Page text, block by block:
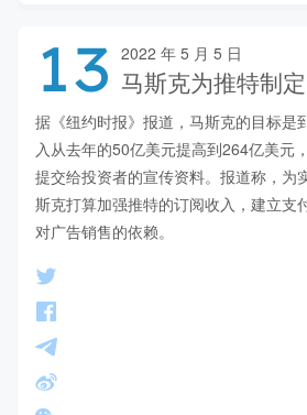
13 2022 年 5 月 5 日
马斯克为推特制
据《纽约时报》报道，马斯克的目标是
入从去年的50亿美元提高到264亿美元
提交给投资者的宣传资料。报道称，为
斯克打算加强推特的订阅收入，建立支
对广告销售的依赖。